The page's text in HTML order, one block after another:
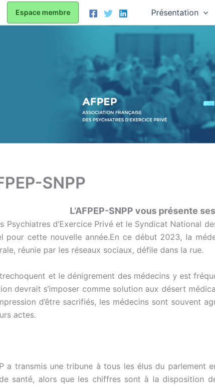
Espace membre Présentation
SNPP
L’AFPEP-SNPP vous présente
Psychiatres d’Exercice Privé et le Syndicat National
pour cette nouvelle année.En ce début 2023, la
réunie par les réseaux sociaux, défile dans la rue.
et le dénigrement des médecins y est
devrait s’imposer comme solution aux désert
d’être sacrifiés, les médecins sont souvent
actes.
a transmis une tribune à tous les élus du
santé, alors que les chiffres sont à la disposition